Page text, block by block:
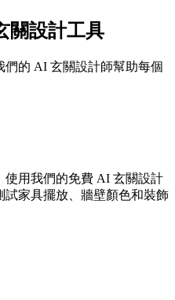
關設計工具
的 AI 玄關設計師幫助每個
使用我們的免費 AI 玄關設計
家具擺放、牆壁顏色和裝飾